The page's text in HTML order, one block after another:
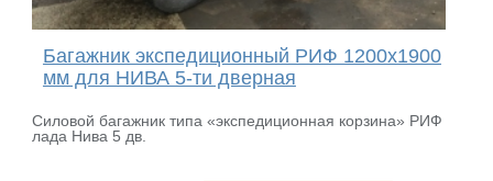
Багажник экспедиционный РИФ 1200х1900
мм для НИВА 5-ти дверная
Силовой багажник типа «экспедиционная корзина» РИФ
лада Нива 5 дв.